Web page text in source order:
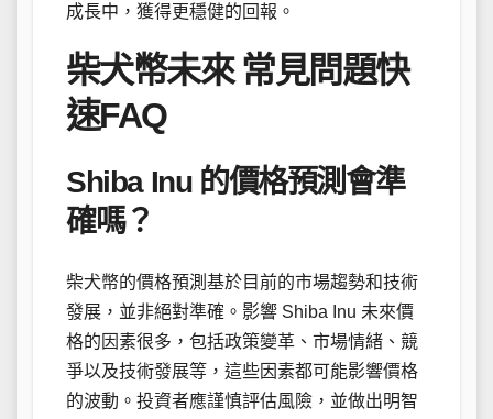
成長中，獲得更穩健的回報。
柴犬幣未來 常見問題快
速FAQ
Shiba Inu 的價格預測會準
確嗎？
柴犬幣的價格預測基於目前的市場趨勢和技術
發展，並非絕對準確。影響 Shiba Inu 未來價
格的因素很多，包括政策變革、市場情緒、競
爭以及技術發展等，這些因素都可能影響價格
的波動。投資者應謹慎評估風險，並做出明智